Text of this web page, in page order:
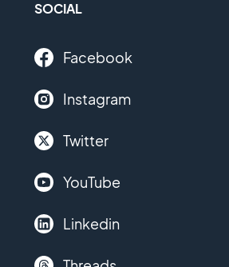
SOCIAL
Facebook
Instagram
Twitter
YouTube
Linkedin